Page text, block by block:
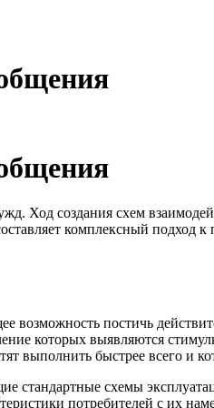
Ход создания схем
комплексный подход
постичь
которых выявляются
выполнить быстрее всего
схемы
потребителей с их